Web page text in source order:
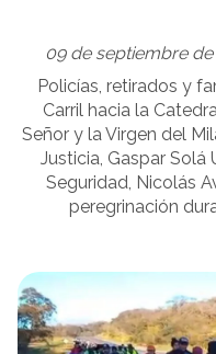
09 de septiembre de
Policías, retirados y
Carril hacia la
Señor y la Virgen del
Justicia, Gaspar Solá
Seguridad, Nicolás
peregrinación